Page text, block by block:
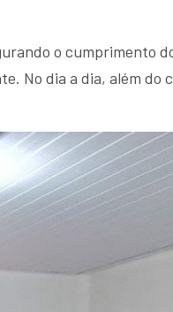
o cumprimento
No dia a dia, além